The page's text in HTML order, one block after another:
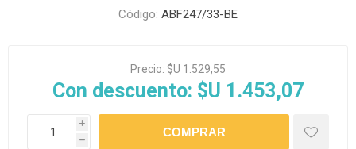
Código: ABF247/33-BE
Precio: $U 1.529,55
Con descuento: $U 1.453,07
i
h